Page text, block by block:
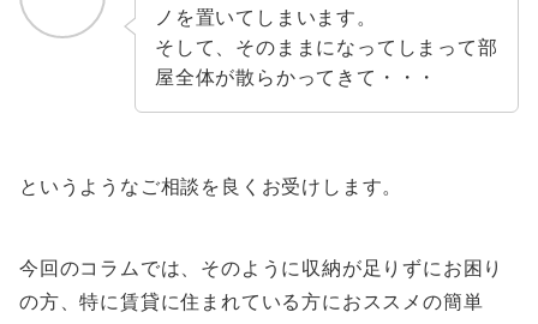
ノを置いてしまいます。
そして、そのままになってしまって部
屋全体が散らかってきて・・・
というようなご相談を良くお受けします。
今回のコラムでは、そのように収納が足りずにお困り
の方、特に賃貸に住まれている方におススメの簡単